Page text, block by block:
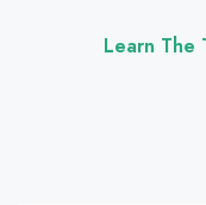
Learn The